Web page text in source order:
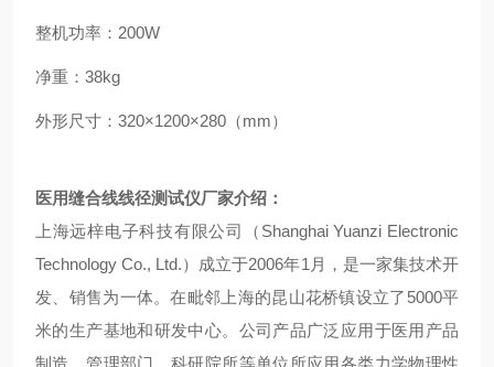
整机功率：200W
净重：38kg
外形尺寸：320×1200×280（mm）
医用缝合线线径测试仪厂家介绍：
上海远梓电子科技有限公司（Shanghai Yuanzi Electronic
Technology Co., Ltd.）成立于2006年1月，是一家集技术开
发、销售为一体。在毗邻上海的昆山花桥镇设立了5000平
米的生产基地和研发中心。公司产品广泛应用于医用产品